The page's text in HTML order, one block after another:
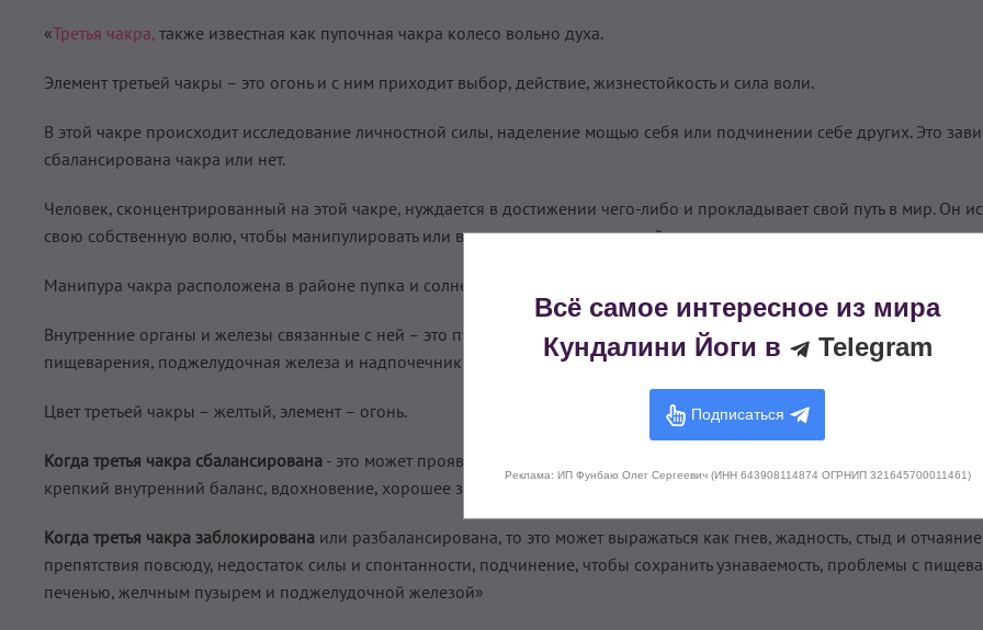
«Третья чакра, также известная как пупочная чакра колесо вольно духа.
Элемент третьей чакры – это огонь и с ним приходит выбор, действие, жизнестойкость и сила воли.
В этой чакре происходит исследование личностной силы, наделение мощью себя или подчинении себе других. Это
сбалансирована чакра или нет.
Человек, сконцентрированный на этой чакре, нуждается в достижении чего-либо и прокладывает свой путь в мир. Он
свою собственную волю, чтобы манипулировать или вдохновлять других людей для получения желаемого.
Манипура чакра расположена в районе пупка и солнечного сплетения.
Внутренние органы и железы связанные с ней – это пупочной сплетение, печень, желчный пузырь, селезенка, органы
пищеварения, поджелудочная железа и надпочечники.
Цвет третьей чакры – желтый, элемент – огонь.
Когда третья чакра сбалансирована - это может проявляться как сила воли, обязательность, самоуважение,
крепкий внутренний баланс, вдохновение, хорошее здоровье и лидерские качества.
Когда третья чакра заблокирована или разбалансирована, то это может выражаться как гнев, жадность, стыд и
препятствия повсюду, недостаток силы и спонтанности, подчинение, чтобы сохранить узнаваемость, проблемы с
печенью, желчным пузырем и поджелудочной железой»
Всё самое интересное из мира
Кундалини Йоги в
Telegram
Подписаться
Реклама: ИП Фунбаю Олег Сергеевич (ИНН 643908114874 ОГРНИП 321645700011461)